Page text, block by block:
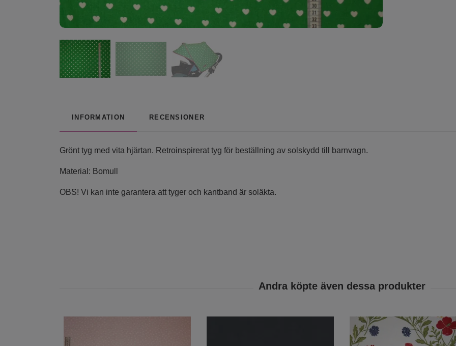
INFORMATION RECENSIONER
Grönt tyg med vita hjärtan. Retroinspirerat tyg för beställning av solskydd till barnvagn.
Material: Bomull
OBS! Vi kan inte garantera att tyger och kantband är soläkta.